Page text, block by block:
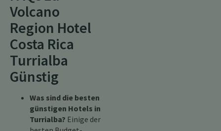
Volcano
Region Hotel
Costa Rica
Turrialba
Günstig
Was sind die besten
günstigen Hotels in
Turrialba? Einige der